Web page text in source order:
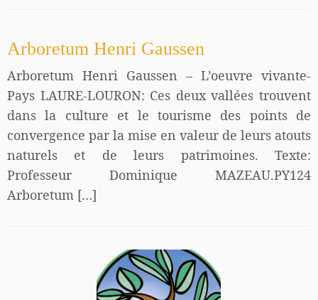
Arboretum Henri Gaussen
Arboretum Henri Gaussen – L’oeuvre vivante-
Pays LAURE-LOURON: Ces deux vallées trouvent
dans la culture et le tourisme des points de
convergence par la mise en valeur de leurs atouts
naturels et de leurs patrimoines. Texte:
Professeur Dominique MAZEAU.PY124
Arboretum […]